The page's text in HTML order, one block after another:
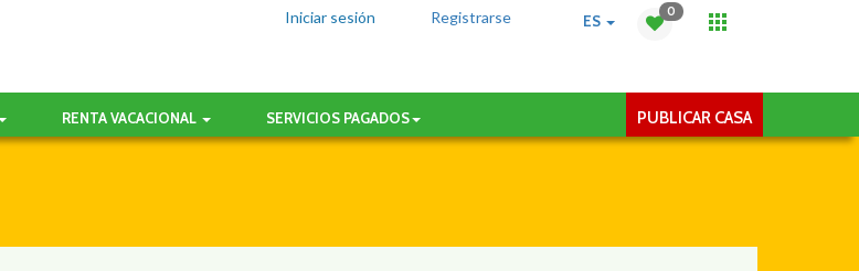
0
ES
Registrarse
Iniciar sesión
RENTA VACACIONAL SERVICIOS PAGADOS PUBLICAR CASA